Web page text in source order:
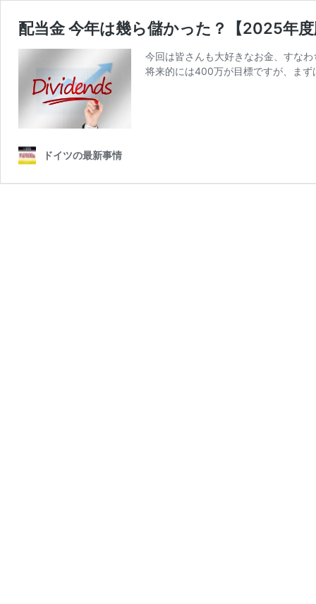
配当金 今年は幾ら儲かった？【2025年
今回は皆さんも大好きなお金、すな
将来的には400万が目標ですが、ま
ドイツの最新事情